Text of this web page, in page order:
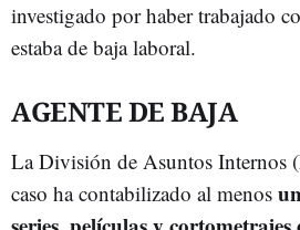
investigado por haber trabajado
estaba de baja laboral.
AGENTE DE BAJA
La División de Asuntos Internos
caso ha contabilizado al menos